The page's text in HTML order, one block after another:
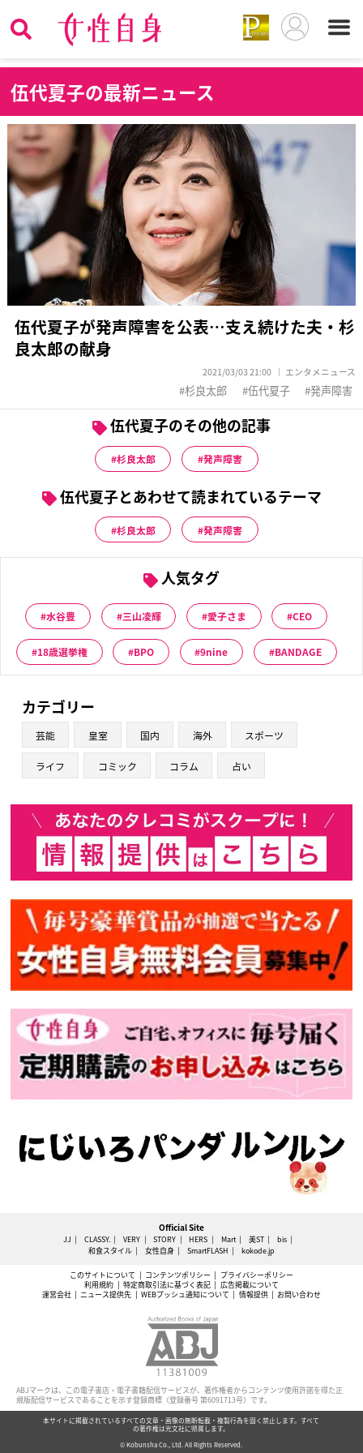
伍代夏子の最新ニュース
伍代夏子が発声障害を公表…支え続けた夫・杉
良太郎の献身
2021/03/03 21:00 エンタメニュース
杉良太郎 伍代夏子 発声障害
伍代夏子のその他の記事
杉良太郎 発声障害
伍代夏子とあわせて読まれているテーマ
杉良太郎 発声障害
人気タグ
水谷豊 三山凌輝 愛子さま CEO
18歳選挙権 BPO 9nine BANDAGE
カテゴリー
芸能 皇室 国内 海外 スポーツ
ライフ コミック コラム 占い
Official Site
JJ CLASSY. VERY STORY HERS Mart 美ST
bis
和食スタイル
女性自身 SmartFLASH kokode.jp
このサイトについて コンテンツポリシー
プライバシーポリシー
利用規約
特定商取引法に基づく表記
広告掲載について
運営会社
ニュース提供先 WEBプッシュ通知について 情報提供 お問い合わせ
ABJマークは、この電子書店・電子書籍配信サービスが、著作権者からコンテンツ使用許諾を得た正
規版配信サービスであることを示す登録商標（登録番号 第6091713号）です。
本サイトに掲載されているすべての文章・画像の無断転載・複製行為を固く禁止します。すべて
の著作権は光文社に帰属します。
© Kobunsha Co., Ltd. All Rights Reserved.